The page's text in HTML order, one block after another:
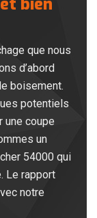
bien
que nous
d’abord
boisement.
potentiels
une coupe
un
54000 qui
Le rapport
notre